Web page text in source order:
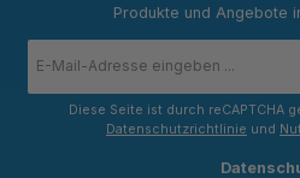
Produkte und Angebote
Mail-
*
Diese Seite ist durch reCAPTCHA
Datenschutzrichtlinie und